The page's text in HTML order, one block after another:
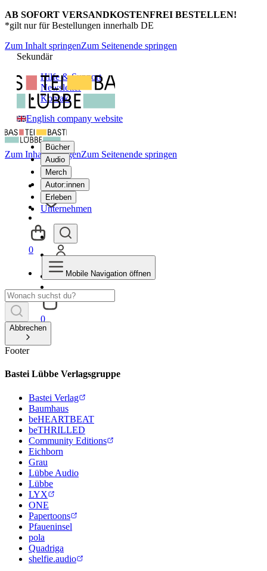
AB SOFORT VERSANDKOSTENFREI BESTELLEN!
*gilt nur für Bestellungen innerhalb DE
Zum Inhalt springenZum Seitenende springen
Sekundär
Hilfe & Support
Newsletter
Kontakt
English company website
Bücher
Audio
Merch
Autor:innen
Erleben
Unternehmen
0
Zum Inhalt springenZum Seitenende springen
0
Mobile Navigation öffnen
Abbrechen
Footer
Bastei Lübbe Verlagsgruppe
Bastei Verlag
Baumhaus
beHEARTBEAT
beTHRILLED
Community Editions
Eichborn
Grau
Lübbe Audio
Lübbe
LYX
ONE
Papertoons
Pfaueninsel
pola
Quadriga
shelfie.audio